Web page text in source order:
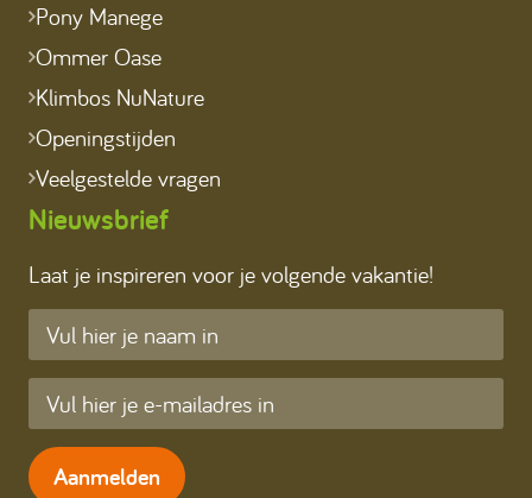
Pony Manege
Ommer Oase
Klimbos NuNature
Openingstijden
Veelgestelde vragen
Nieuwsbrief
Laat je inspireren voor je volgende vakantie!
Aanmelden